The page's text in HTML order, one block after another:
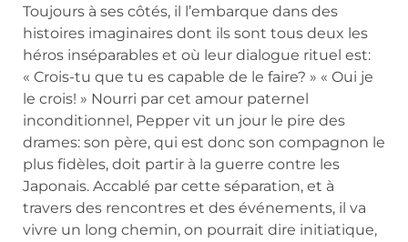
Toujours à ses côtés, il l’embarque dans des
histoires imaginaires dont ils sont tous deux les
héros inséparables et où leur dialogue rituel est:
« Crois-tu que tu es capable de le faire? » « Oui je
le crois! » Nourri par cet amour paternel
inconditionnel, Pepper vit un jour le pire des
drames: son père, qui est donc son compagnon le
plus fidèles, doit partir à la guerre contre les
Japonais. Accablé par cette séparation, et à
travers des rencontres et des événements, il va
vivre un long chemin, on pourrait dire initiatique,